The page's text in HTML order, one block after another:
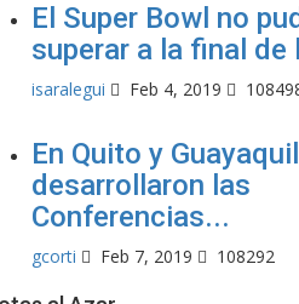
El Super Bowl no
superar a la final de
isaralegui Feb 4, 2019
En Quito y
desarrollaron las
Conferencias...
gcorti Feb 7, 2019 108292